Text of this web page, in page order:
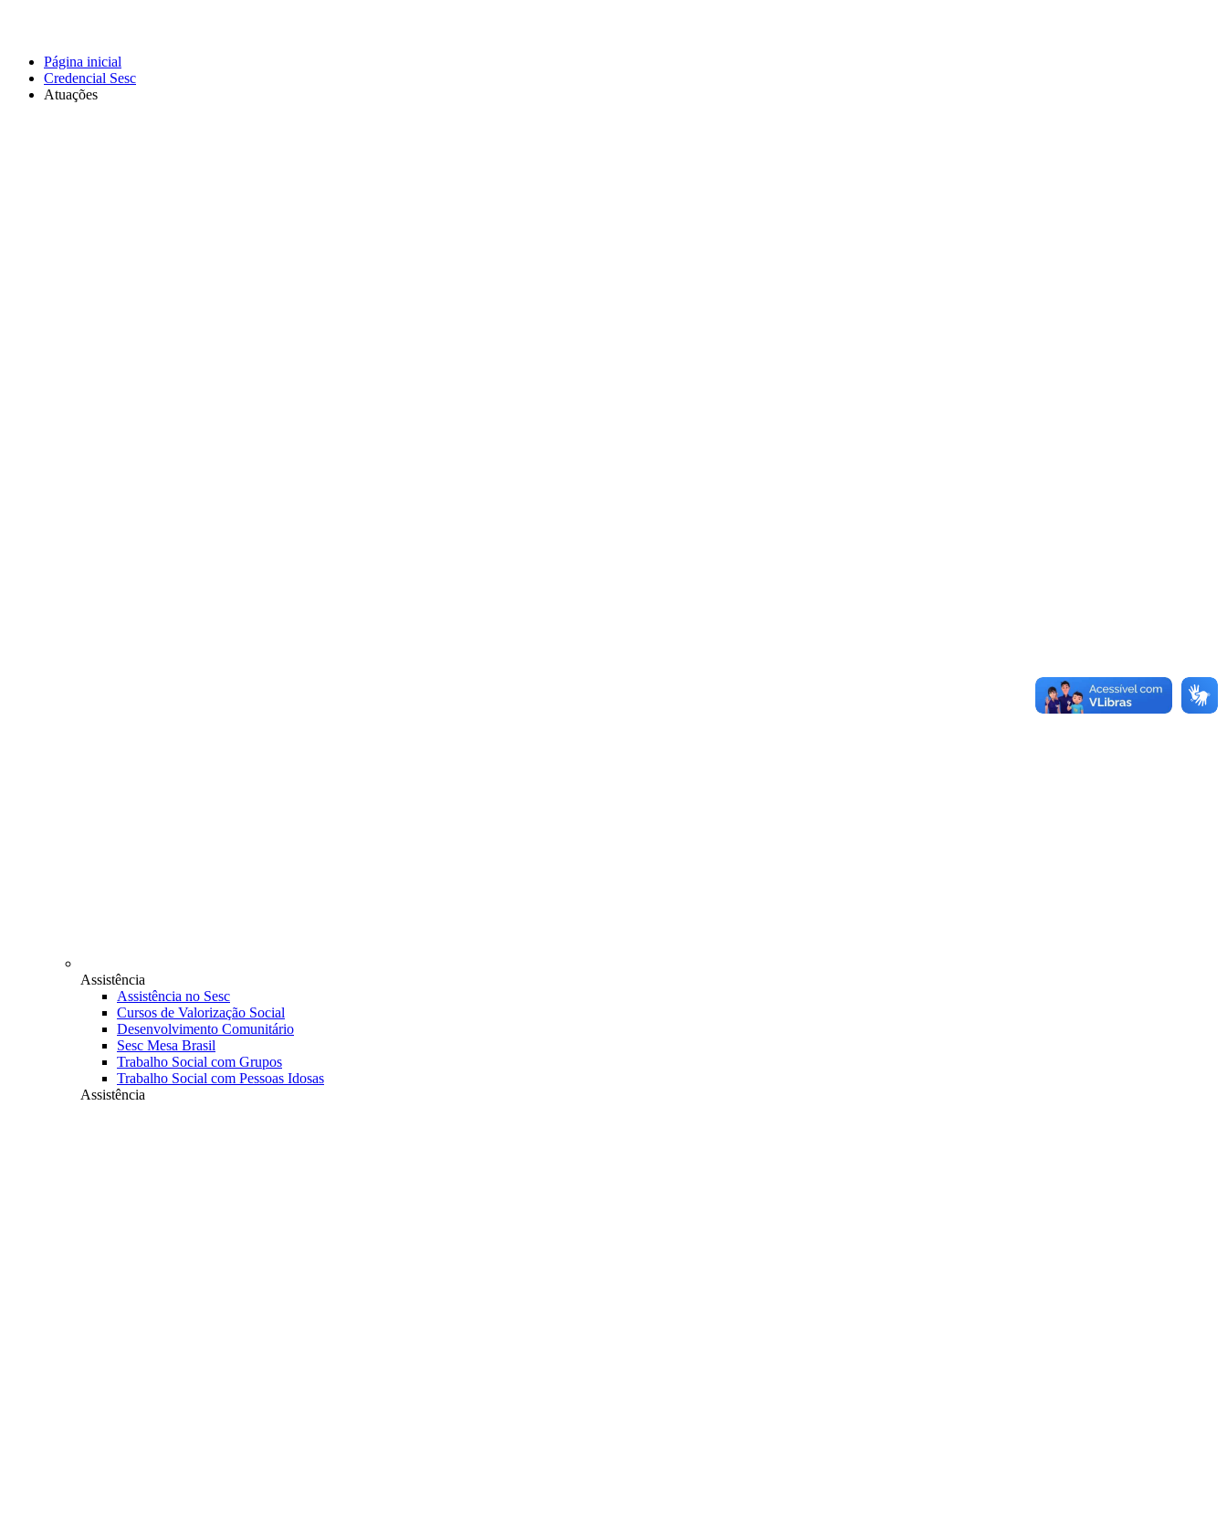
Página inicial
Credencial Sesc
Atuações
Assistência
Assistência no Sesc
Cursos de Valorização Social
Desenvolvimento Comunitário
Sesc Mesa Brasil
Trabalho Social com Grupos
Trabalho Social com Pessoas Idosas
Assistência